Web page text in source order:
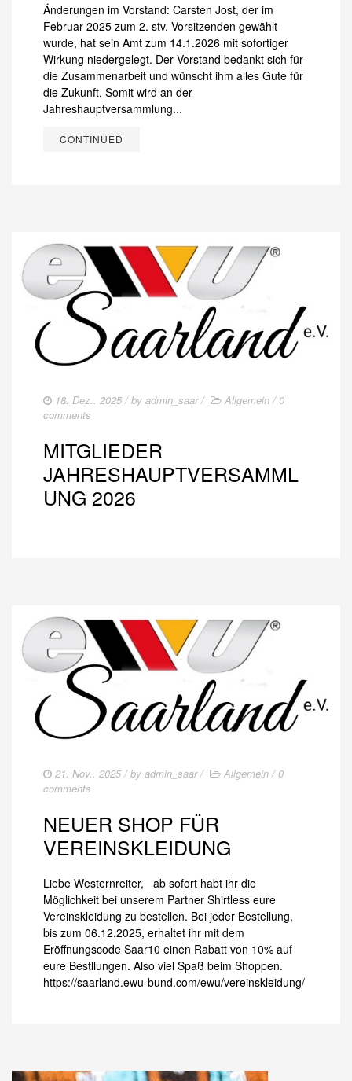
Änderungen im Vorstand: Carsten Jost, der im
Februar 2025 zum 2. stv. Vorsitzenden gewählt
wurde, hat sein Amt zum 14.1.2026 mit sofortiger
Wirkung niedergelegt. Der Vorstand bedankt sich für
die Zusammenarbeit und wünscht ihm alles Gute für
die Zukunft. Somit wird an der
Jahreshauptversammlung...
CONTINUED
18. Dez.. 2025/ by admin_saar/ Allgemein/0
comments
MITGLIEDER
JAHRESHAUPTVERSAMML
UNG 2026
21. Nov.. 2025/ by admin_saar/ Allgemein/0
comments
NEUER SHOP FÜR
VEREINSKLEIDUNG
Liebe Westernreiter, ab sofort habt ihr die
Möglichkeit bei unserem Partner Shirtless eure
Vereinskleidung zu bestellen. Bei jeder Bestellung,
bis zum 06.12.2025, erhaltet ihr mit dem
Eröffnungscode Saar10 einen Rabatt von 10% auf
eure Bestllungen. Also viel Spaß beim Shoppen.
https://saarland.ewu-bund.com/ewu/vereinskleidung/